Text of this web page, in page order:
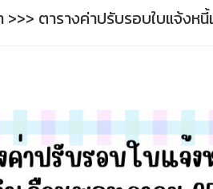
ตารางค่าปรับรอบใบแจ้งห